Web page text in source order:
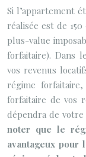
Si l’appartement
réalisée est de
plus-value
forfaitaire). Dans
vos revenus
régime
forfaitaire de vos
dépendra de
noter que le
avantageux